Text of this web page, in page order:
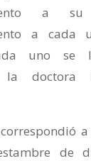
a
a cada
uno se
la doctora
de